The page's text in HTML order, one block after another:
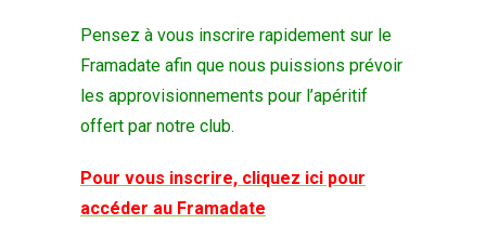
Pensez à vous inscrire rapidement sur le
Framadate afin que nous puissions prévoir
les approvisionnements pour l’apéritif
offert par notre club.
Pour vous inscrire, cliquez ici pour
accéder au Framadate